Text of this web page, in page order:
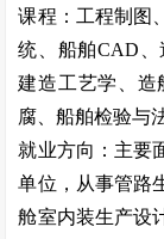
课程：工程制图
统、船舶CAD
建造工艺学、造
腐、船舶检验与
就业方向：主要
单位，从事管路
舱室内装生产设